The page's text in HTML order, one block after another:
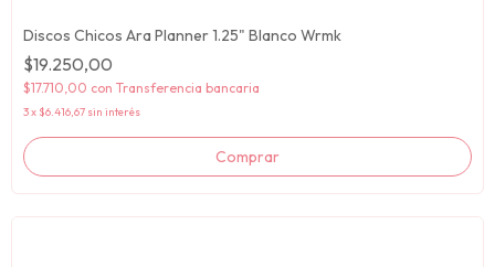
Discos Chicos Ara Planner 1.25" Blanco Wrmk
$19.250,00
$17.710,00 con Transferencia bancaria
3x $6.416,67 sin interés